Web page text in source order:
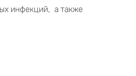
инфекций, а также